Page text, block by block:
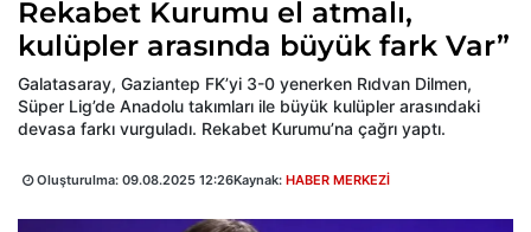
Rekabet Kurumu el atmalı,
kulüpler arasında büyük fark Var”
Galatasaray, Gaziantep FK’yi 3-0 yenerken Rıdvan Dilmen,
Süper Lig’de Anadolu takımları ile büyük kulüpler arasındaki
devasa farkı vurguladı. Rekabet Kurumu’na çağrı yaptı.
Oluşturulma: 09.08.2025 12:26Kaynak: HABER MERKEZİ